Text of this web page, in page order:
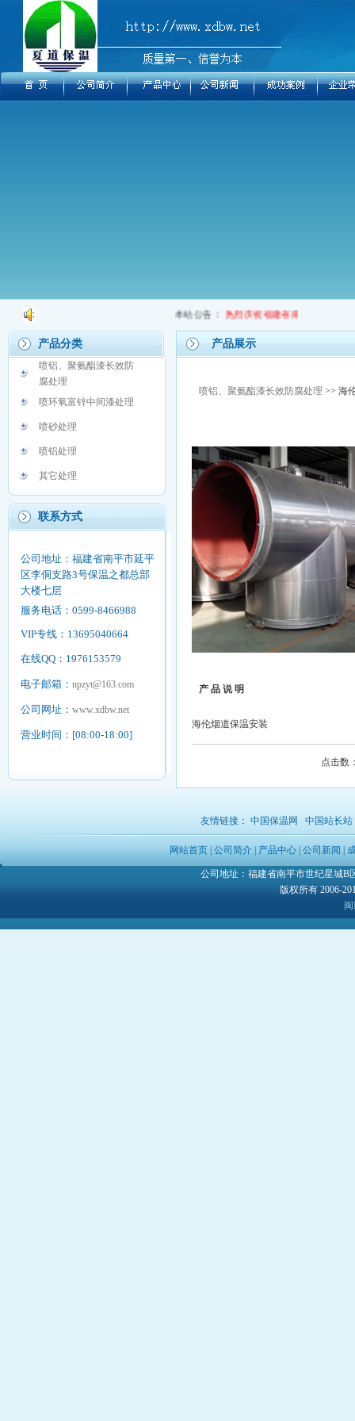
本站公告： 热烈庆祝福建省南平市夏道保
产品分类
喷铝、聚氨酯漆长效防
腐处理
喷环氧富锌中间漆处理
喷砂处理
喷铝处理
其它处理
联系方式
公司地址：福建省南平市延平
区李侗支路3号保温之都总部
大楼七层
服务电话：0599-8466988
VIP专线：13695040664
在线QQ：1976153579
电子邮箱： npzyt@163.com
公司网址： www.xdbw.net
营业时间：[08:00-18:00]
产品展示
喷铝、聚氨酯漆长效防腐处理 >> 海
产 品 说 明
海伦烟道保温安装
点击数
友情链接： 中国保温网 中国站长站
网站首页| 公司简介| 产品中心| 公司新闻
公司地址：福建省南平市世纪星城B
版权所有 2006-